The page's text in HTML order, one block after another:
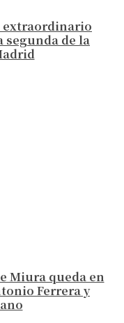
extraordinario
de la
Miura queda en
Ferrera y